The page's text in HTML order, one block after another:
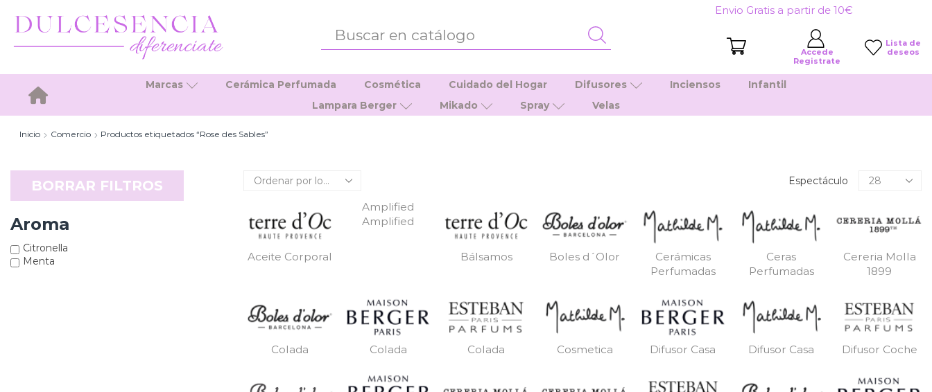
Envio Gratis a partir de 10€
ENTRADA
Accede
Registrate
Lista de
deseos
Inicio
Marcas Cerámica Perfumada Cosmética Cuidado del Hogar Difusores Inciensos
Infantil
Lampara Berger
Mikado Spray Velas
Inicio Comercio Productos etiquetados “Rose des Sables”
Espectáculo
Productos
Aceite Corporal
Amplified
Amplified
Bálsamos Boles d´Olor
Cerámicas
Perfumadas
Ceras
Perfumadas
Cereria Molla
1899
Colada Colada Colada Cosmetica Difusor Casa Difusor Casa Difusor Coche
BORRAR FILTROS
Aroma
Citronella
Menta